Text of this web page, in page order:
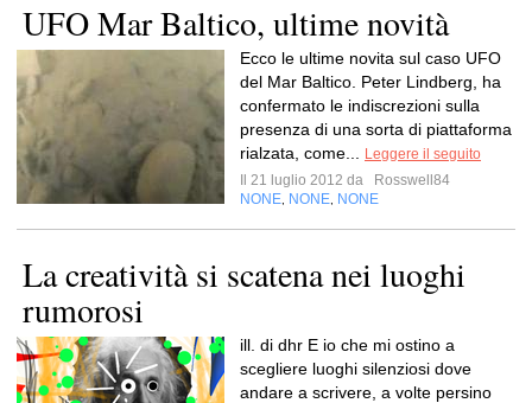
UFO Mar Baltico, ultime novità
Ecco le ultime novita sul caso UFO
del Mar Baltico. Peter Lindberg, ha
confermato le indiscrezioni sulla
presenza di una sorta di piattaforma
rialzata, come...
Leggere il seguito
Il 21 luglio 2012 da
Rosswell84
NONE NONE NONE
La creatività si scatena nei luoghi
rumorosi
ill. di dhr E io che mi ostino a
scegliere luoghi silenziosi dove
andare a scrivere, a volte persino